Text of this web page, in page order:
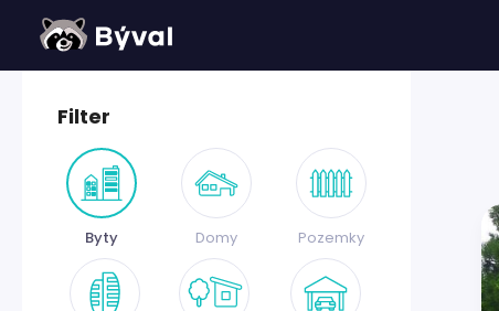
Filter
Byty Domy Pozemky